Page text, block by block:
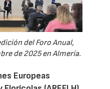
del Foro Anual,
de 2025 en Almería.
Europeas